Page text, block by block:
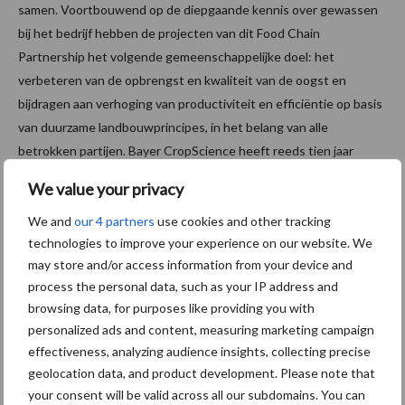
We value your privacy
We and our 4 partners use cookies and other tracking
technologies to improve your experience on our website. We
may store and/or access information from your device and
process the personal data, such as your IP address and
browsing data, for purposes like providing you with
personalized ads and content, measuring marketing campaign
effectiveness, analyzing audience insights, collecting precise
geolocation data, and product development. Please note that
your consent will be valid across all our subdomains. You can
samen. Voortbouwend op de diepgaande kennis over gewassen
bij het bedrijf hebben de projecten van dit Food Chain
Partnership het volgende gemeenschappelijke doel: het
verbeteren van de opbrengst en kwaliteit van de oogst en
bijdragen aan verhoging van productiviteit en efficiëntie op basis
van duurzame landbouwprincipes, in het belang van alle
betrokken partijen. Bayer CropScience heeft reeds tien jaar
40 gewassen, in het bijzonder groente en fruit. Dit succesvolle
model wordt momenteel verder uitgebreid naar grootschalige
gewassen als koolzaad, tarwe en rijst.
Foto: Willem S Knol
Aanbevolen voor jou!
“Hoge verwachtingen van
schijven voor kouters”